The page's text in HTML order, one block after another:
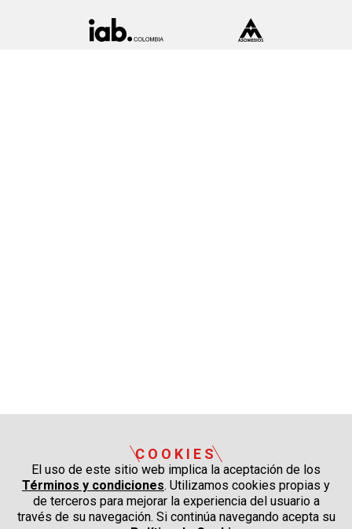
COOKIES
El uso de este sitio web implica la aceptación de los
Términos y condiciones. Utilizamos cookies propias y
de terceros para mejorar la experiencia del usuario a
través de su navegación. Si continúa navegando acepta su